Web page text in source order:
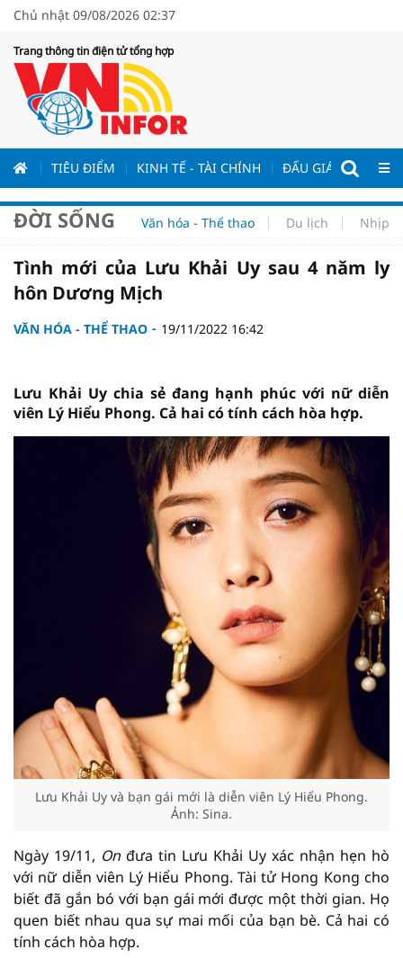
Chủ nhật 09/08/2026 02:37
Trang thông tin điện tử tổng hợp
TIÊU ĐIỂM KINH TẾ - TÀI CHÍNH ĐẤU GIÁ - ĐẤU
ĐỜI SỐNG Văn hóa - Thể thao Du lịch Nhịp
Tình mới của Lưu Khải Uy sau 4 năm ly
hôn Dương Mịch
VĂN HÓA - THỂ THAO 19/11/2022 16:42
Lưu Khải Uy chia sẻ đang hạnh phúc với nữ diễn
viên Lý Hiểu Phong. Cả hai có tính cách hòa hợp.
Lưu Khải Uy và bạn gái mới là diễn viên Lý Hiểu Phong.
Ảnh: Sina.
Ngày 19/11, Onđưa tin Lưu Khải Uy xác nhận hẹn hò
với nữ diễn viên Lý Hiểu Phong. Tài tử Hong Kong cho
biết đã gắn bó với bạn gái mới được một thời gian. Họ
quen biết nhau qua sự mai mối của bạn bè. Cả hai có
tính cách hòa hợp.